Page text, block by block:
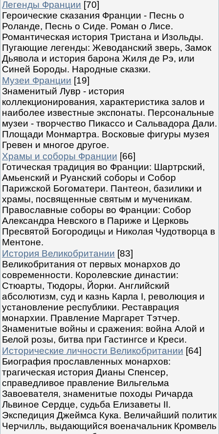
Легенды Франции [70]
Героические сказания Франции - Песнь о
Роланде, Песнь о Сиде. Роман о Лисе.
Романтическая история Тристана и Изольды.
Пугающие легенды: Жеводанский зверь, Замок
Дьявола и история барона Жиля де Рэ, или
Синей Бороды. Народные сказки.
Музеи Франции [19]
Знаменитый Лувр - история
коллекционирования, характеристика залов и
наиболее известные экспонаты. Персональные
музеи - творчество Пикассо и Сальвадора Дали.
Площади Монмартра. Восковые фигуры музея
Гревен и многое другое.
Храмы и соборы Франции [66]
Готическая традиция во Франции: Шартрский,
Амьенский и Руанский соборы и Собор
Парижской Богоматери. Пантеон, базилики и
храмы, посвященные святым и мученикам.
Православные соборы во Франции: Собор
Александра Невского в Париже и Церковь
Пресвятой Богородицы и Николая Чудотворца в
Ментоне.
История Великобритании [83]
Великобритания от первых монархов до
современности. Королевские династии:
Стюарты, Тюдоры, Йорки. Английский
абсолютизм, суд и казнь Карла I, революция и
установление республики. Реставрация
монархии. Правление Маргарет Тэтчер.
Знаменитые войны и сражения: война Алой и
Белой розы, битва при Гастингсе и Креси.
Исторические личности Великобритании [64]
Биография прославленных монархов:
трагическая история Дианы Спенсер,
справедливое правление Вильгельма
Завоевателя, знаменитые походы Ричарда
Львиное Сердце, судьба Елизаветы II.
Экспедиция Джеймса Кука. Величайший политик
Черчилль, выдающийся военачальник Кромвель